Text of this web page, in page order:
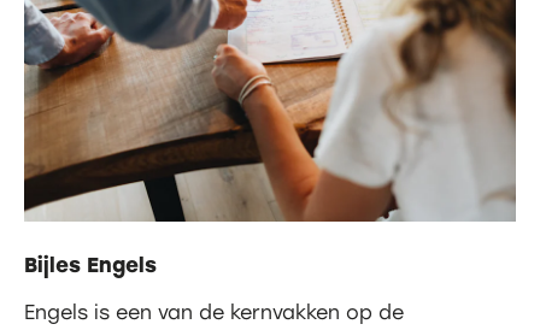
Bijles Engels
Engels is een van de kernvakken op de